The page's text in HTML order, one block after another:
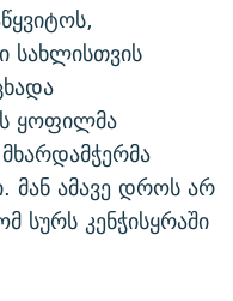
სახლისთვის
ყოფილმა
მან ამავე დროს არ
სურს კენჭისყრაში